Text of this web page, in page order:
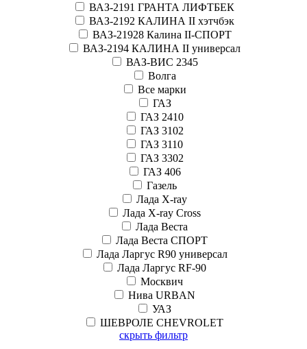
ВАЗ-2191 ГРАНТА ЛИФТБЕК
ВАЗ-2192 КАЛИНА II хэтчбэк
ВАЗ-21928 Калина II-СПОРТ
ВАЗ-2194 КАЛИНА II универсал
ВАЗ-ВИС 2345
Волга
Все марки
ГАЗ
ГАЗ 2410
ГАЗ 3102
ГАЗ 3110
ГАЗ 3302
ГАЗ 406
Газель
Лада X-ray
Лада X-ray Cross
Лада Веста
Лада Веста СПОРТ
Лада Ларгус R90 универсал
Лада Ларгус RF-90
Москвич
Нива URBAN
УАЗ
ШЕВРОЛЕ CHEVROLET
скрыть фильтр